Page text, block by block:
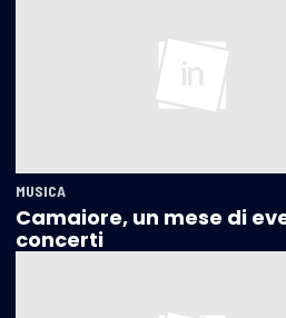
MUSICA
Camaiore, un mese di
concerti